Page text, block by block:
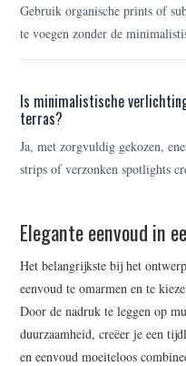
Gebruik organische prints of
te voegen zonder de
Is minimalistische
terras?
Ja, met zorgvuldig gekozen,
strips of verzonken spotlights
Elegante eenvoud in
Het belangrijkste bij het
eenvoud te omarmen en te
Door de nadruk te leggen op
duurzaamheid, creëer je een
en eenvoud moeiteloos